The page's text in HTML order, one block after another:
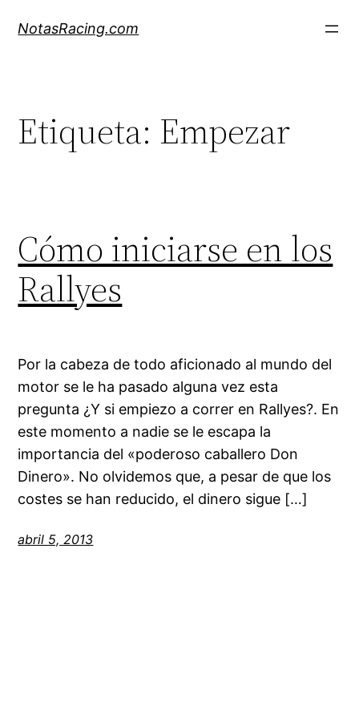
NotasRacing.com
Etiqueta: Empezar
Cómo iniciarse en los
Rallyes
Por la cabeza de todo aficionado al mundo del
motor se le ha pasado alguna vez esta
pregunta ¿Y si empiezo a correr en Rallyes?. En
este momento a nadie se le escapa la
importancia del «poderoso caballero Don
Dinero». No olvidemos que, a pesar de que los
costes se han reducido, el dinero sigue […]
abril 5, 2013